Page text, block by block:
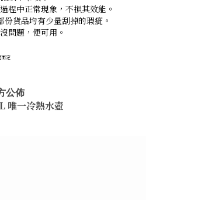
程中正常現象，不損其效能。
貨品均有少量刮掉的瑕疵。
問題，便可用。
而定
公佈
唯一冷熱水壺